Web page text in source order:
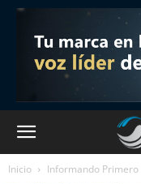
Inicio Informando Primero